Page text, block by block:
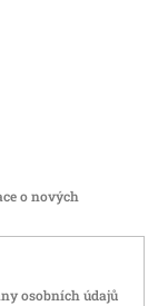
o nových
osobních údajů